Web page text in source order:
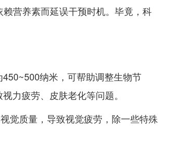
营养素而延误干预时机。毕竟，科
纳米，可帮助调整生物节
力疲劳、皮肤老化等问题。
觉质量，导致视觉疲劳，除一些特殊